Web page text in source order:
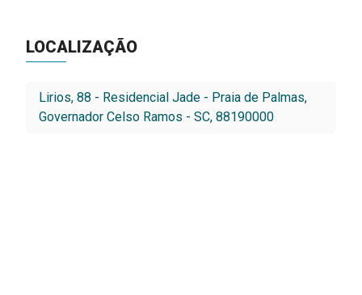
LOCALIZAÇÃO
Lirios, 88 - Residencial Jade - Praia de Palmas,
Governador Celso Ramos - SC, 88190000